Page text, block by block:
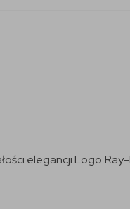
elegancji.Logo